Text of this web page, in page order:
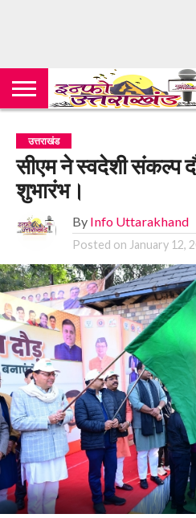
उत्तराखंड
सीएम ने स्वदेशी संकल्प
शुभारंभ।
By Info Uttarakhand
Posted on January 12,